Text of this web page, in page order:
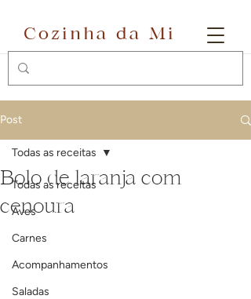
Cozinha da Mi
Post
Todas as receitas
Aves
Carnes
Acompanhamentos
Saladas
Todas as receitas
Bolo de laranja com
cenoura